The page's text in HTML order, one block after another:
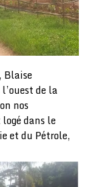
Blaise
de la
nos
dans le
et du Pétrole,